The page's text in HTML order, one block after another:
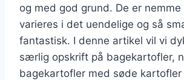
og med god grund. De er
varieres i det uendelige og så
fantastisk. I denne artikel vil vi
særlig opskrift på bagekartofler,
bagekartofler med søde kartofler